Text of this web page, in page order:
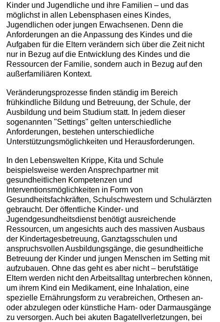
Kinder und Jugendliche und ihre Familien – und das
möglichst in allen Lebensphasen eines Kindes,
Jugendlichen oder jungen Erwachsenen. Denn die
Anforderungen an die Anpassung des Kindes und die
Aufgaben für die Eltern verändern sich über die Zeit nicht
nur in Bezug auf die Entwicklung des Kindes und die
Ressourcen der Familie, sondern auch in Bezug auf den
außerfamiliären Kontext.
Veränderungsprozesse finden ständig im Bereich
frühkindliche Bildung und Betreuung, der Schule, der
Ausbildung und beim Studium statt. In jedem dieser
sogenannten "Settings" gelten unterschiedliche
Anforderungen, bestehen unterschiedliche
Unterstützungsmöglichkeiten und Herausforderungen.
In den Lebenswelten Krippe, Kita und Schule
beispielsweise werden Ansprechpartner mit
gesundheitlichen Kompetenzen und
Interventionsmöglichkeiten in Form von
Gesundheitsfachkräften, Schulschwestern und Schulärzten
gebraucht. Der öffentliche Kinder- und
Jugendgesundheitsdienst benötigt ausreichende
Ressourcen, um angesichts auch des massiven Ausbaus
der Kindertagesbetreuung, Ganztagsschulen und
anspruchsvollen Ausbildungsgänge, die gesundheitliche
Betreuung der Kinder und jungen Menschen im Setting mit
aufzubauen. Ohne das geht es aber nicht – berufstätige
Eltern werden nicht den Arbeitsalltag unterbrechen können,
um ihrem Kind ein Medikament, eine Inhalation, eine
spezielle Ernährungsform zu verabreichen, Orthesen an-
oder abzulegen oder künstliche Harn- oder Darmausgänge
zu versorgen. Auch bei akuten Bagatellverletzungen, bei